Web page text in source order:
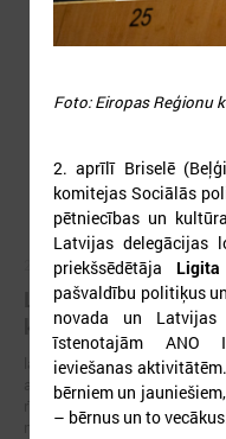
2026. gada 05. augusts
LPS aicina
kopienas krīzē" 11.
latvijas Pašvaldību
aicina piedalīties seminārā
rīcība un pieredzes apmaiņa
notiks šī gada 11.augustā no
Foto: Eiropas Reģionu
2. aprīlī Briselē
komitejas Sociālās
pētniecības un
Latvijas delegācijas
priekšsēdētāja
pašvaldību politiķus
novada un Latvijas
īstenotajām ANO
ieviešanas
bērniem un
– bērnus un to